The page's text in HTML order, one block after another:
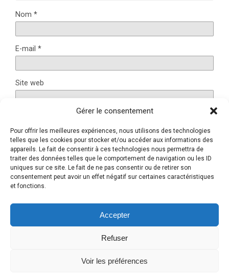
Gérer le consentement
Pour offrir les meilleures expériences, nous utilisons des technologies
telles que les cookies pour stocker et/ou accéder aux informations des
appareils. Le fait de consentir à ces technologies nous permettra de
traiter des données telles que le comportement de navigation ou les ID
uniques sur ce site. Le fait de ne pas consentir ou de retirer son
consentement peut avoir un effet négatif sur certaines caractéristiques
et fonctions.
Accepter
Refuser
Voir les préférences
Nom *
E-mail *
Site web
Ce site utilise Akismet pour réduire les indésirables.En
savoir plus sur la façon dont les données de vos
commentaires sont traitées.
Retour au début